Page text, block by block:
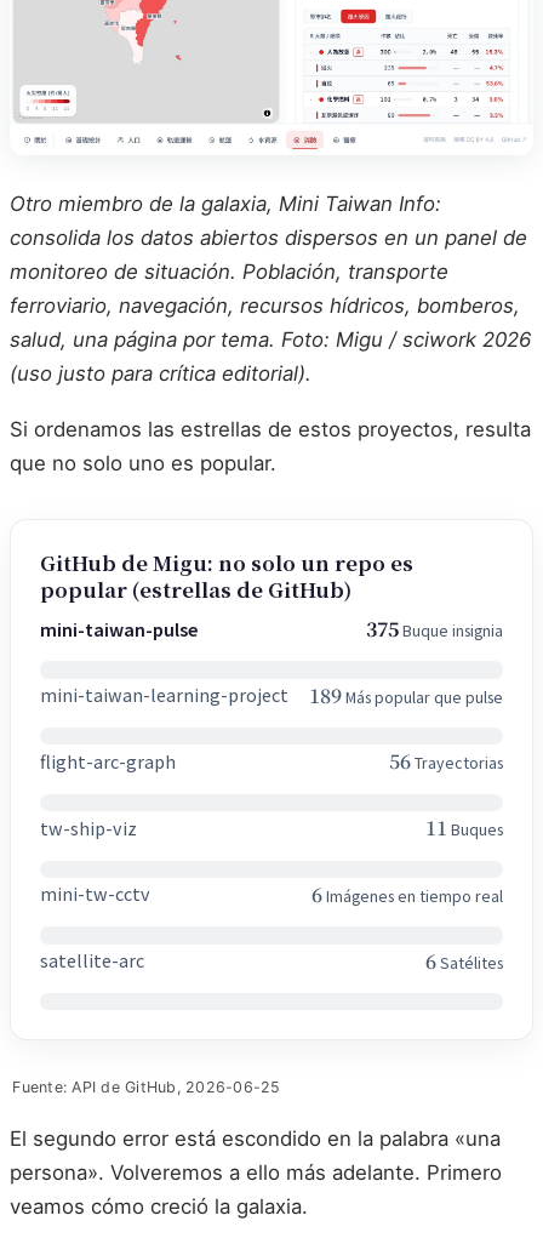
Otro miembro de la galaxia, Mini Taiwan Info:
consolida los datos abiertos dispersos en un panel de
monitoreo de situación. Población, transporte
ferroviario, navegación, recursos hídricos, bomberos,
salud, una página por tema. Foto: Migu / sciwork 2026
(uso justo para crítica editorial).
Si ordenamos las estrellas de estos proyectos, resulta
que no solo uno es popular.
GitHub de Migu: no solo un repo es
popular (estrellas de GitHub)
mini-taiwan-pulse 375Buque insignia
mini-taiwan-learning-project 189Más popular que pulse
flight-arc-graph 56Trayectorias
tw-ship-viz 11 Buques
mini-tw-cctv 6Imágenes en tiempo real
satellite-arc 6Satélites
Fuente: API de GitHub, 2026-06-25
El segundo error está escondido en la palabra «una
persona». Volveremos a ello más adelante. Primero
veamos cómo creció la galaxia.